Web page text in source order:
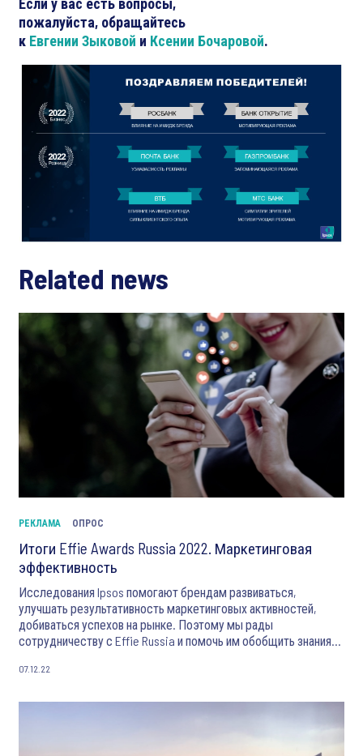
пожалуйста, обращайтесь
к Евгении Зыковой и Ксении Бочаровой.
Related news
РЕКЛАМА ОПРОС
Итоги Effie Awards Russia 2022. Маркетинговая
эффективность
Исследования Ipsos помогают брендам развиваться,
улучшать результативность маркетинговых активностей,
добиваться успехов на рынке. Поэтому мы рады
сотрудничеству с Effie Russia и помочь им обобщить знания
07.12.22